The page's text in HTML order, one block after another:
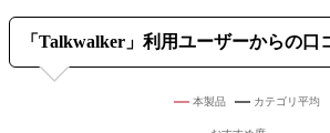
「 Talkwalker 」利用ユーザーからの口